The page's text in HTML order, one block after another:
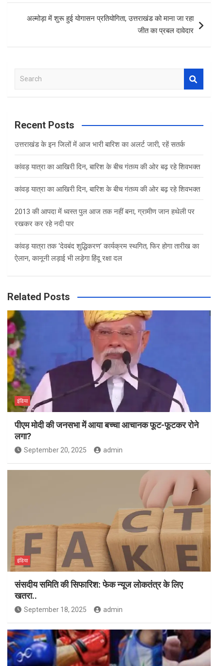
अल्मोड़ा में शुरू हुई योगासन प्रतियोगिता, उत्तराखंड को माना जा रहा
जीत का प्रबल दावेदार
a
c
Recent Posts
उत्तराखंड के इन जिलों में आज भारी बारिश का अलर्ट जारी, रहें सतर्क
कांवड़ यात्रा का आखिरी दिन, बारिश के बीच गंतव्य की ओर बढ़ रहे शिवभक्त
कांवड़ यात्रा का आखिरी दिन, बारिश के बीच गंतव्य की ओर बढ़ रहे शिवभक्त
2013 की आपदा में ध्वस्त पुल आज तक नहीं बना, ग्रामीण जान हथेली पर
रखकर कर रहे नदी पार
कांवड़ यात्रा तक ‘देवबंद शुद्धिकरण’ कार्यक्रम स्थगित, फिर होगा तारीख का
ऐलान, कानूनी लड़ाई भी लड़ेगा हिंदू रक्षा दल
Related Posts
इंडिया
पीएम मोदी की जनसभा में आया बच्चा आचानक फूट-फूटकर रोने
लगा?
September 20, 2025 admin
इंडिया
संसदीय समिति की सिफारिश: फेक न्यूज लोकतंत्र के लिए
खतरा..
September 18, 2025 admin